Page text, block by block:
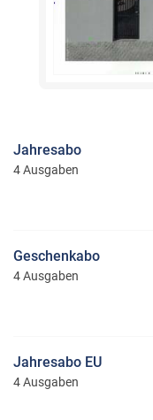
Jahresabo
4 Ausgaben
Geschenkabo
4 Ausgaben
Jahresabo EU
4 Ausgaben